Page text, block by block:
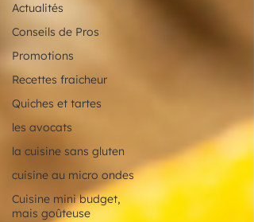
Actualités
Conseils de Pros
Promotions
Recettes fraicheur
Quiches et tartes
les avocats
la cuisine sans gluten
cuisine au micro ondes
Cuisine mini budget,
mais goûteuse